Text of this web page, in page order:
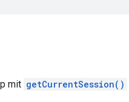
mit getCurrentSession()